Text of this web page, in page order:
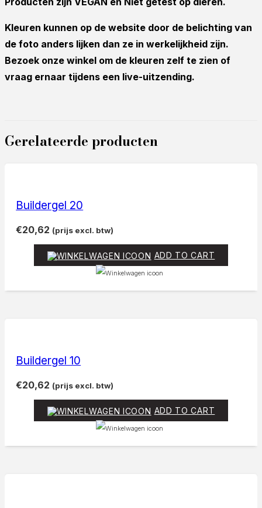
Producten zijn VEGAN en Niet getest op dieren.
Kleuren kunnen op de website door de belichting van
de foto anders lijken dan ze in werkelijkheid zijn.
Bezoek onze winkel om de kleuren zelf te zien of
vraag ernaar tijdens een live-uitzending.
Gerelateerde producten
Buildergel 20
€20,62 (prijs excl. btw)
ADD TO CART
Buildergel 10
€20,62 (prijs excl. btw)
ADD TO CART